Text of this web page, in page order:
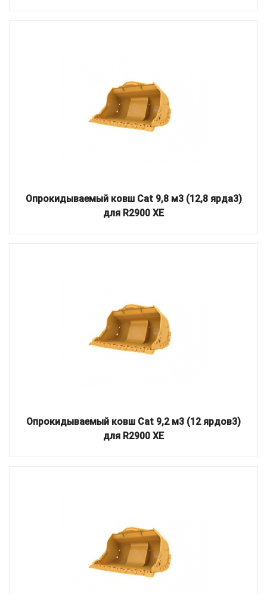
Опрокидываемый ковш Cat 9,8 м3 (12,8 ярда3)
для R2900 XE
Опрокидываемый ковш Cat 9,2 м3 (12 ярдов3)
для R2900 XE